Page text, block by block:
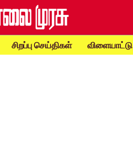
சிறப்பு செய்திகள் விளையாட்டு